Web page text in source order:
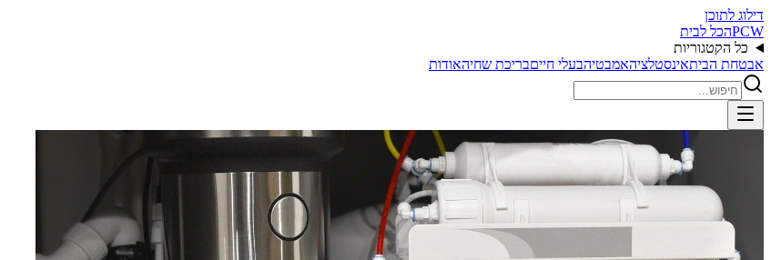
דילוג לתוכן
PCWהכל לבית
כל הקטגוריות
אבטחת הביתאינסטלציהאמבטיהבעלי חייםבריכת שחיהאודות